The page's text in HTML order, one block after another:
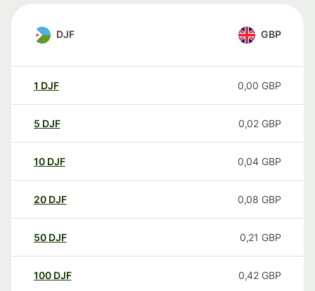
DJF GBP
1 DJF 0,00 GBP
5 DJF 0,02 GBP
10 DJF 0,04 GBP
20 DJF 0,08 GBP
50 DJF 0,21 GBP
100 DJF 0,42 GBP